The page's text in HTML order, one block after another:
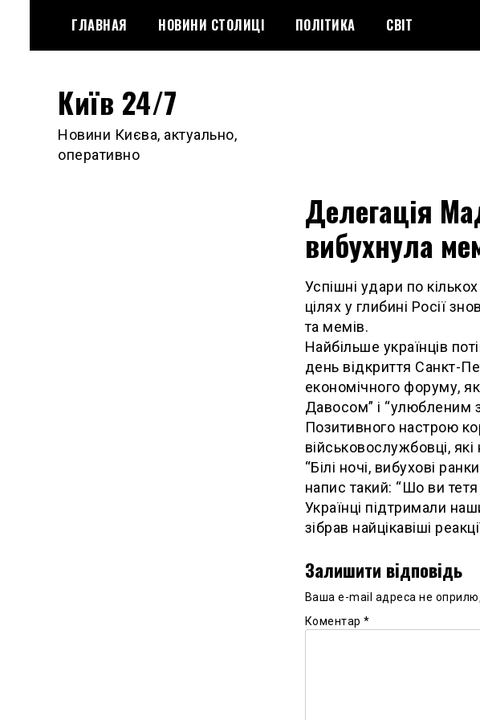
content
ГЛАВНАЯ НОВИНИ СТОЛИЦІ ПОЛІТИКА СВІТ
Київ 24/7
Новини Києва, актуально,
оперативно
Делегація
вибухнула
Успішні удари по
цілях у глибині Росії
та мемів.
Найбільше українців
день відкриття Санкт-
економічного форуму,
Давосом” і “улюбленим
Позитивного настрою
військовослужбовці,
“Білі ночі, вибухові
напис такий: “Шо ви тетя
Українці підтримали
зібрав найцікавіші
Залишити відповідь
Ваша e-mail адреса не
Коментар *